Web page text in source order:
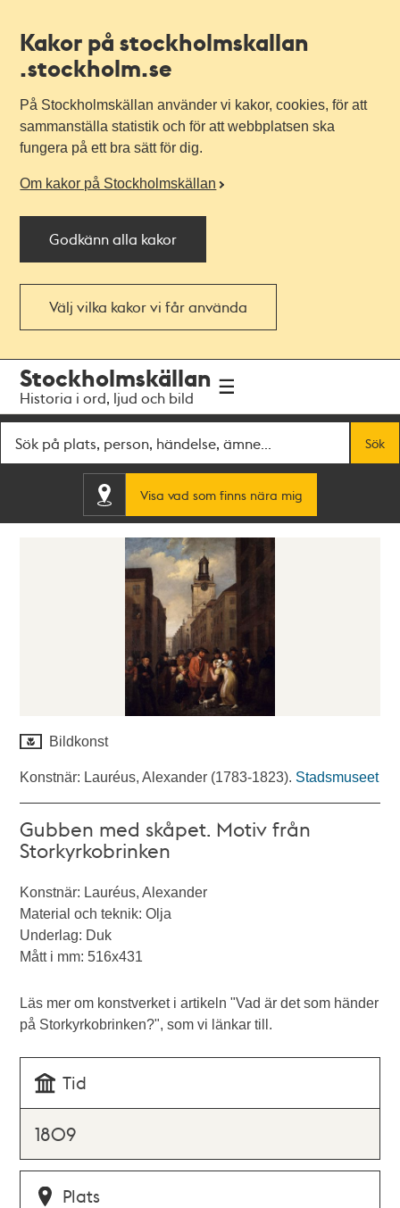
Kakor på stockholmskallan
.stockholm.se
På Stockholmskällan använder vi kakor, cookies, för att
sammanställa statistik och för att webbplatsen ska
fungera på ett bra sätt för dig.
Om kakor på Stockholmskällan
Godkänn alla kakor
Välj vilka kakor vi får använda
navigationen
huvudinnehållet
Stockholmskällan
Historia i ord, ljud och bild
Sök
Visa vad som finns nära mig
Bildkonst
Konstnär: Lauréus, Alexander (1783-1823). Stadsmuseet
Gubben med skåpet. Motiv från
Storkyrkobrinken
Konstnär: Lauréus, Alexander
Material och teknik: Olja
Underlag: Duk
Mått i mm: 516x431
Läs mer om konstverket i artikeln "Vad är det som händer
på Storkyrkobrinken?", som vi länkar till.
Tid
1809
Plats